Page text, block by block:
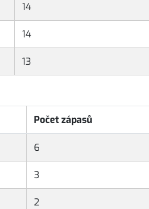
14
14
13
Počet zápasů
6
3
2